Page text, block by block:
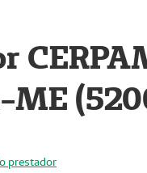
ME
prestador